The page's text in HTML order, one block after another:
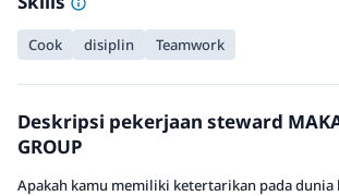
Cook disiplin Teamwork
Deskripsi pekerjaan steward
GROUP
Apakah kamu memiliki ketertarikan pada dunia